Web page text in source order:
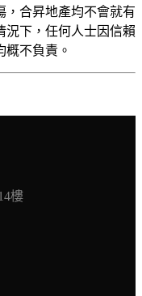
，合昇地產均不會就有
況下，任何人士因信賴
不負責。
樓